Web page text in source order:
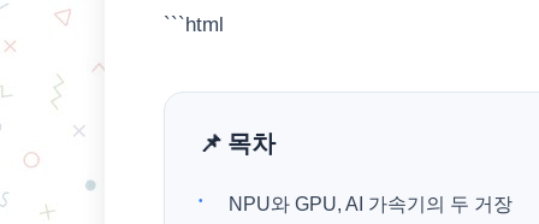
```html
📌 목차
NPU와 GPU, AI 가속기의 두 거장